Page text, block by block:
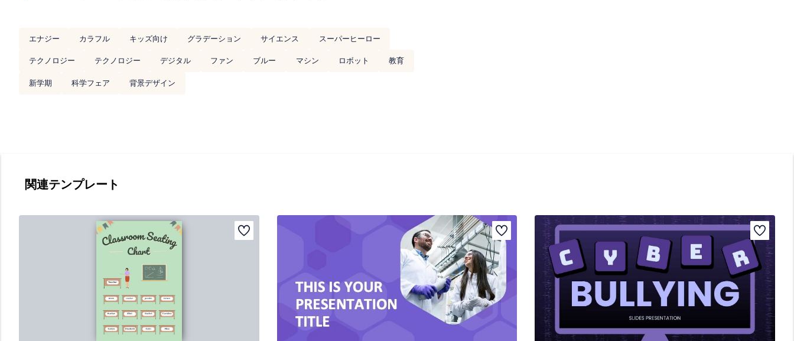
エナジー カラフル キッズ向け グラデーション サイエンス
スーパーヒーロー
テクノロジー
テクノロジー デジタル ファン ブルー マシン ロボット
教育
新学期
科学フェア 背景デザイン
関連テンプレート